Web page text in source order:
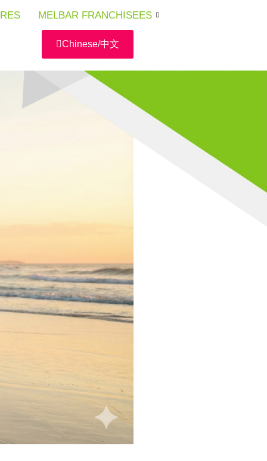
Chinese/中文
MELBAR FRANCHISEES
MELBAR FRANCHISEES
MELBAR FRANCHISEES